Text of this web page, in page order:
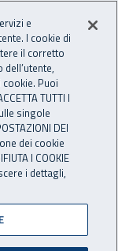
Apri cerca
di
e
I cookie di
il corretto
Puoi
TUTTI I
singole
DEI
dei cookie
I COOKIE
i dettagli,